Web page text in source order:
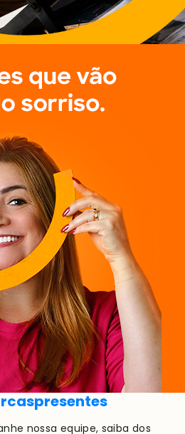
nossa equipe, saiba dos